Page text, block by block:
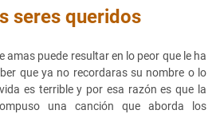
seres queridos
amas puede resultar en lo peor que le ha
que ya no recordaras su nombre o lo
es terrible y por esa razón es que la
una canción que aborda los